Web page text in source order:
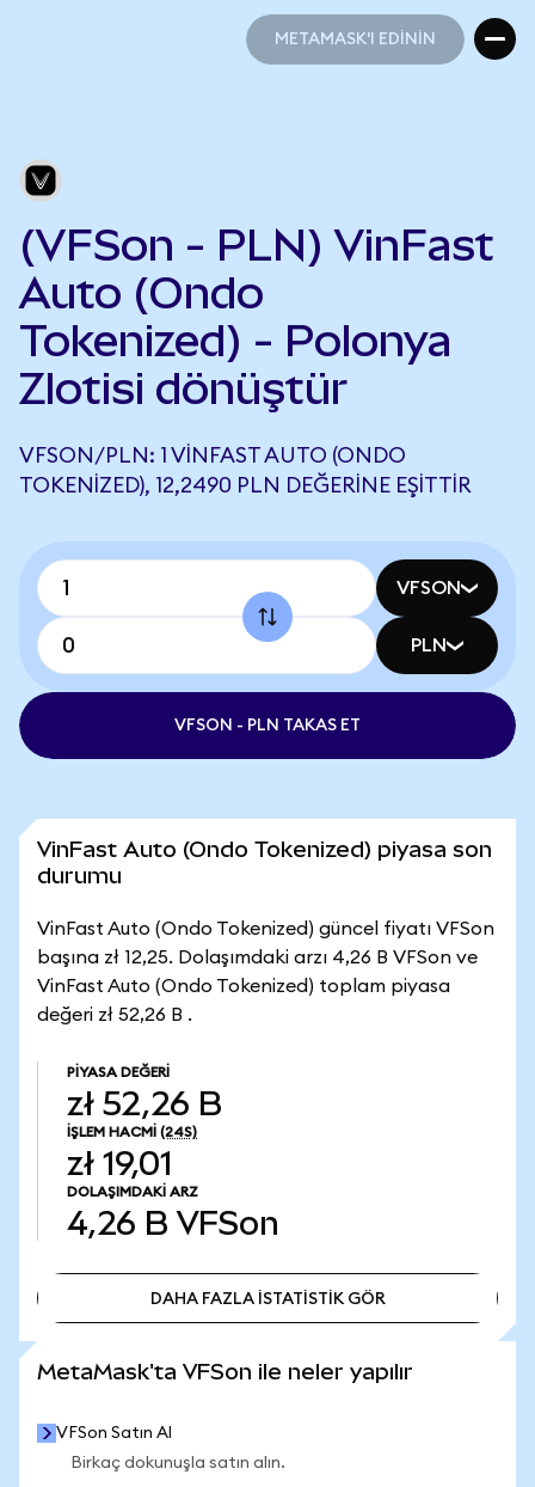
METAMASK'I EDİNİN
(VFSon - PLN) VinFast
Auto (Ondo
Tokenized) - Polonya
Zlotisi dönüştür
VFSON/PLN: 1 VINFAST AUTO (ONDO
TOKENIZED), 12,2490 PLN DEĞERINE EŞITTIR
VFSON
PLN
VFSON - PLN TAKAS ET
VinFast Auto (Ondo Tokenized) piyasa son
durumu
VinFast Auto (Ondo Tokenized) güncel fiyatı VFSon
başına zł 12,25. Dolaşımdaki arzı 4,26 B VFSon ve
VinFast Auto (Ondo Tokenized) toplam piyasa
değeri zł 52,26 B .
PIYASA DEĞERI
zł 52,26 B
İŞLEM HACMI (24S)
zł 19,01
DOLAŞIMDAKI ARZ
4,26 B VFSon
DAHA FAZLA İSTATİSTİK GÖR
MetaMask'ta VFSon ile neler yapılır
VFSon Satın Al
Birkaç dokunuşla satın alın.